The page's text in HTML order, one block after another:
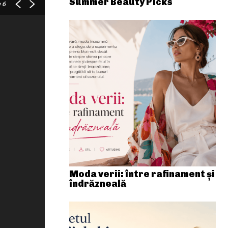
6
Moda verii: între rafinament și
îndrăzneală